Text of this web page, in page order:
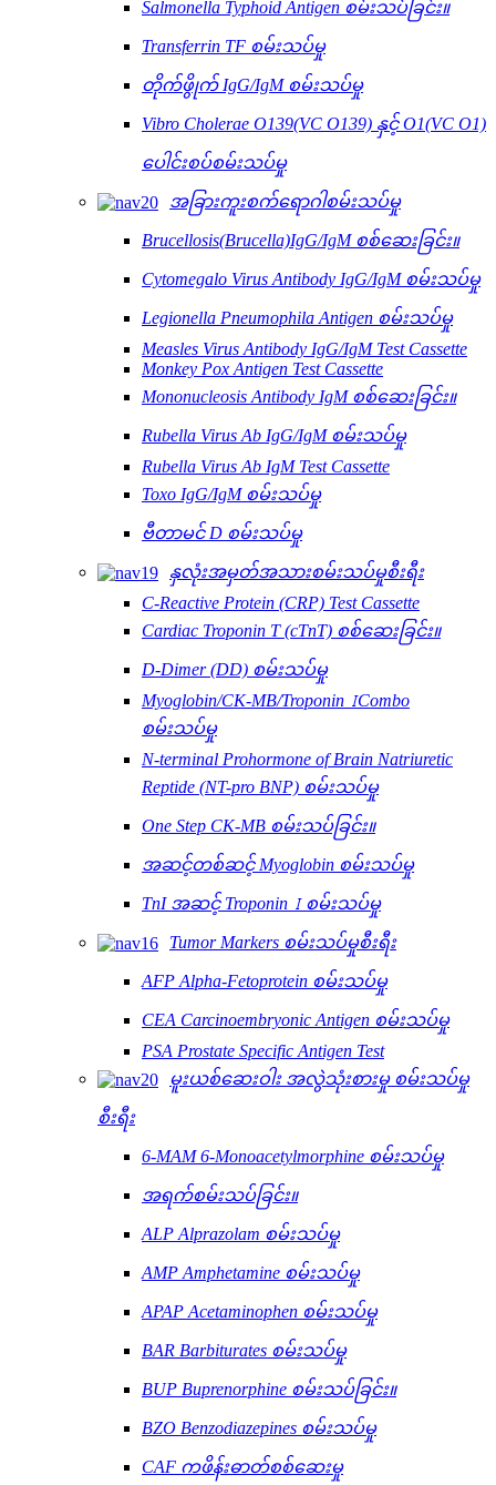
Salmonella Typhoid Antigen စမ်းသပ်ခြင်း။
Transferrin TF စမ်းသပ်မှု
တိုက်ဖွိုက် IgG/IgM စမ်းသပ်မှု
Vibro Cholerae O139(VC O139) နှင့် O1(VC O1)
ပေါင်းစပ်စမ်းသပ်မှု
အခြားကူးစက်ရောဂါစမ်းသပ်မှု
Brucellosis(Brucella)IgG/IgM စစ်ဆေးခြင်း။
Cytomegalo Virus Antibody IgG/IgM စမ်းသပ်မှု
Legionella Pneumophila Antigen စမ်းသပ်မှု
Measles Virus Antibody IgG/IgM Test Cassette
Monkey Pox Antigen Test Cassette
Mononucleosis Antibody IgM စစ်ဆေးခြင်း။
Rubella Virus Ab IgG/IgM စမ်းသပ်မှု
Rubella Virus Ab IgM Test Cassette
Toxo IgG/IgM စမ်းသပ်မှု
ဗီတာမင် D စမ်းသပ်မှု
နှလုံးအမှတ်အသားစမ်းသပ်မှုစီးရီး
C-Reactive Protein (CRP) Test Cassette
Cardiac Troponin T (cTnT) စစ်ဆေးခြင်း။
D-Dimer (DD) စမ်းသပ်မှု
Myoglobin/CK-MB/Troponin ⅠCombo
စမ်းသပ်မှု
N-terminal Prohormone of Brain Natriuretic
Reptide (NT-pro BNP) စမ်းသပ်မှု
One Step CK-MB စမ်းသပ်ခြင်း။
အဆင့်တစ်ဆင့် Myoglobin စမ်းသပ်မှု
TnI အဆင့် Troponin Ⅰ စမ်းသပ်မှု
Tumor Markers စမ်းသပ်မှုစီးရီး
AFP Alpha-Fetoprotein စမ်းသပ်မှု
CEA Carcinoembryonic Antigen စမ်းသပ်မှု
PSA Prostate Specific Antigen Test
မူးယစ်ဆေးဝါး အလွဲသုံးစားမှု စမ်းသပ်မှု
စီးရီး
6-MAM 6-Monoacetylmorphine စမ်းသပ်မှု
အရက်စမ်းသပ်ခြင်း။
ALP Alprazolam စမ်းသပ်မှု
AMP Amphetamine စမ်းသပ်မှု
APAP Acetaminophen စမ်းသပ်မှု
BAR Barbiturates စမ်းသပ်မှု
BUP Buprenorphine စမ်းသပ်ခြင်း။
BZO Benzodiazepines စမ်းသပ်မှု
CAF ကဖိန်းဓာတ်စစ်ဆေးမှု